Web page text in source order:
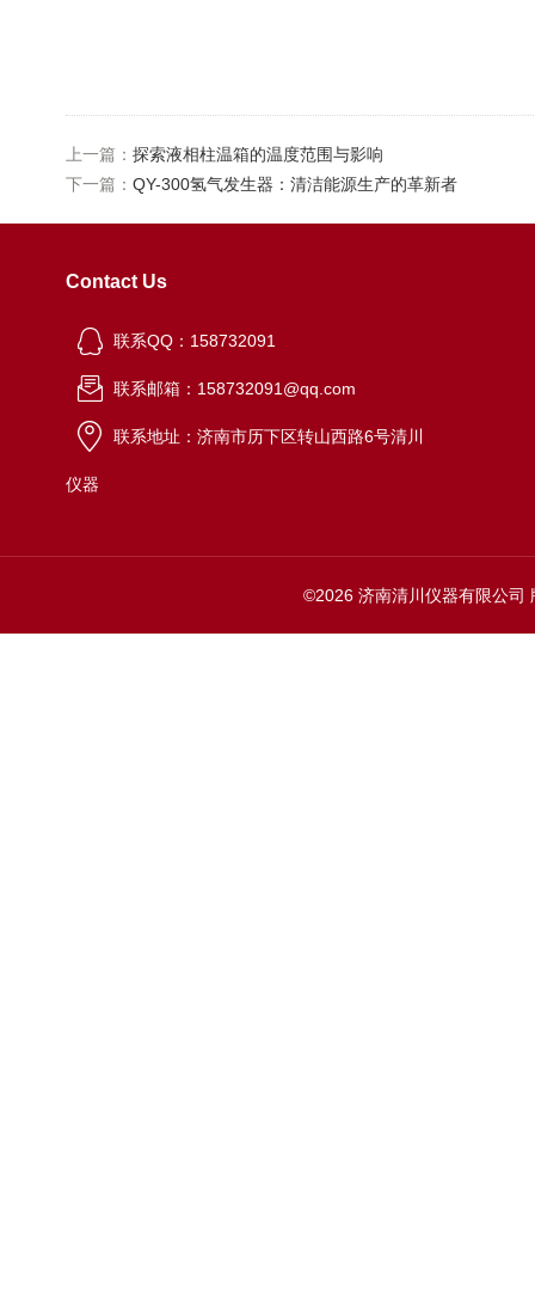
上一篇： 探索液相柱温箱的温度范围与影响
下一篇： QY-300氢气发生器：清洁能源生产的革新者
Contact Us
联系QQ：158732091
联系邮箱：158732091@qq.com
联系地址：济南市历下区转山西路6号清川
仪器
©2026 济南清川仪器有限公